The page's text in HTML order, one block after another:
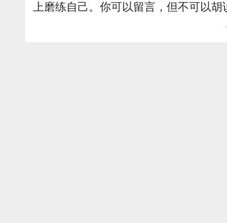
上磨练自己。你可以留言，但不可以胡